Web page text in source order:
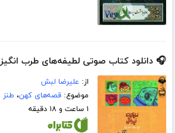
🎧 دانلود کتاب صوتی لطیفه‌های طرب انگیز
از: علیرضا لبش
موضوع:قصه‌های کهن، طنز
۱ ساعت و ۱۸ دقیقه